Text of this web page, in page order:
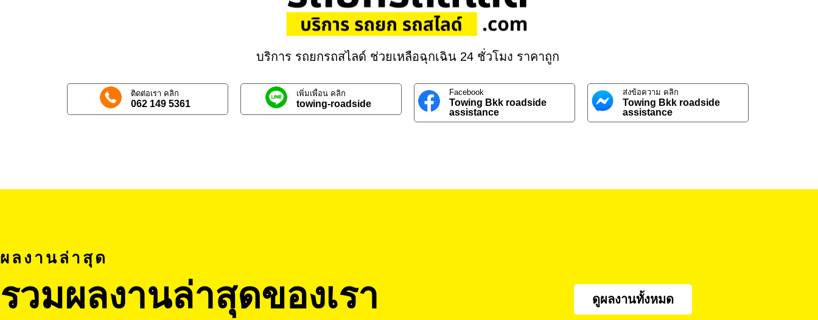
บริการ รถยกรถสไลด์ ช่วยเหลือฉุกเฉิน 24 ชั่วโมง ราคาถูก
ติดต่อเรา คลิก
062 149 5361
เพิ่มเพื่อน คลิก
towing-roadside
Facebook
Towing Bkk roadside
assistance
ส่งข้อความ คลิก
Towing Bkk roadside
assistance
ผลงานล่าสุด
รวมผลงานล่าสุดของเรา ดูผลงานทั้งหมด